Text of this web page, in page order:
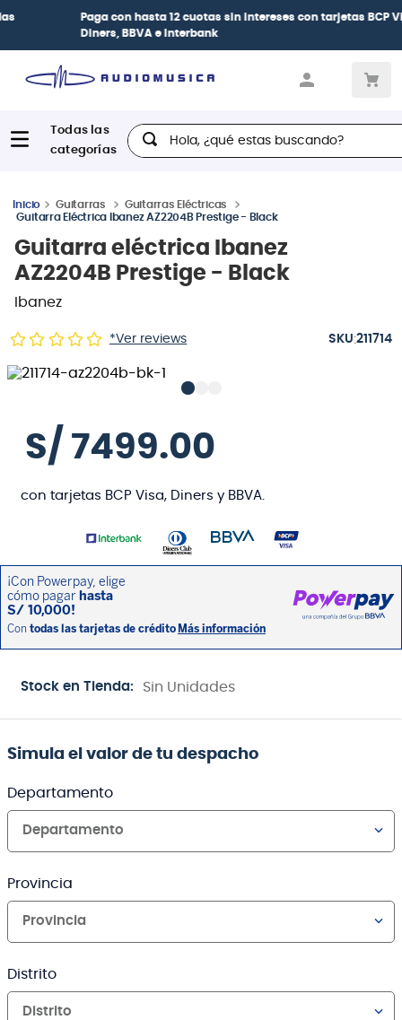
Paga conhasta 12 cuotas sin intereses con tarjetasBCP Visa,
Diners, BBVA e Interbank
Hola, ¿qué estas buscando?
Guitarras
Guitarras Eléctricas
Guitarra Eléctrica Ibanez AZ2204B Prestige - Black
Guitarra eléctrica Ibanez
AZ2204B Prestige - Black
Ibanez
*Ver reviews :211714
S/ 7499.00
con tarjetas BCP Visa, Diners y BBVA.
Stock en Tienda: Sin Unidades
Simula el valor de tu despacho
Departamento
Departamento
Provincia
Provincia
Distrito
Distrito